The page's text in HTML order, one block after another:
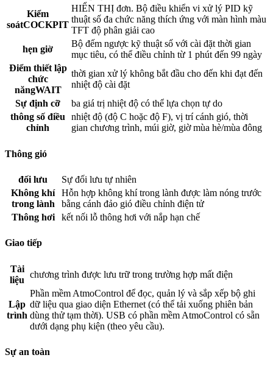
Kiểm
soátCOCKPIT
HIỂN THỊ đơn. Bộ điều khiển vi xử lý PID kỹ
thuật số đa chức năng thích ứng với màn hình màu
TFT độ phân giải cao
hẹn giờ
Bộ đếm ngược kỹ thuật số với cài đặt thời gian
mục tiêu, có thể điều chỉnh từ 1 phút đến 99 ngày
Điểm thiết lập
chức
năngWAIT
thời gian xử lý không bắt đầu cho đến khi đạt đến
nhiệt độ cài đặt
Sự định cỡ
ba giá trị nhiệt độ có thể lựa chọn tự do
thông số điều
chỉnh
nhiệt độ (độ C hoặc độ F), vị trí cánh gió, thời
gian chương trình, múi giờ, giờ mùa hè/mùa đông
Thông gió
đối lưu
Sự đối lưu tự nhiên
Không khí
trong lành
Hỗn hợp không khí trong lành được làm nóng trước
bằng cánh đảo gió điều chỉnh điện tử
Thông hơi
kết nối lỗ thông hơi với nắp hạn chế
Giao tiếp
Tài
liệu
chương trình được lưu trữ trong trường hợp mất điện
Lập
trình
Phần mềm AtmoControl để đọc, quản lý và sắp xếp bộ ghi
dữ liệu qua giao diện Ethernet (có thể tải xuống phiên bản
dùng thử tạm thời). USB có phần mềm AtmoControl có sẵn
dưới dạng phụ kiện (theo yêu cầu).
Sự an toàn